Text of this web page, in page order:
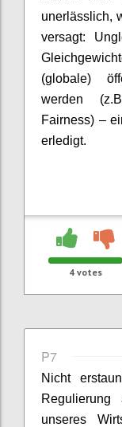
unerlässlich,
versagt:
(globale)
werden
Fairness) –
erledigt.
4 votes
P7
Nicht
unseres